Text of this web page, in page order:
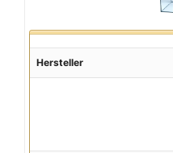
Hersteller